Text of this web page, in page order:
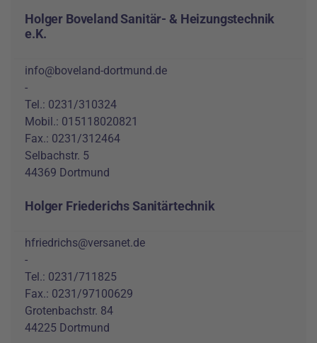
Holger Boveland Sanitär- & Heizungstechnik
e.K.
info@boveland-dortmund.de
-
Tel.: 0231/310324
Mobil.: 015118020821
Fax.: 0231/312464
Selbachstr. 5
44369 Dortmund
Holger Friederichs Sanitärtechnik
hfriedrichs@versanet.de
-
Tel.: 0231/711825
Fax.: 0231/97100629
Grotenbachstr. 84
44225 Dortmund